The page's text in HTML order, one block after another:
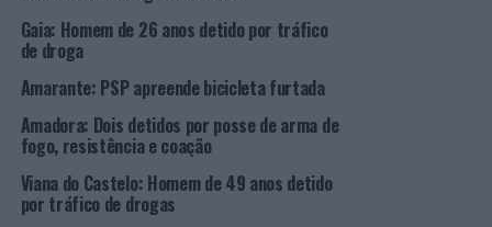
PRÓXIMO
IVA zero termina: Cabaz de produtos essenciais
encarece 7 euros
NÃO PERCA
Vila do Conde: Homem de 39 anos detido por posse de
Gaia: Homem de 26 anos detido por tráfico
de droga
Amarante: PSP apreende bicicleta furtada
Amadora: Dois detidos por posse de arma de
fogo, resistência e coação
Viana do Castelo: Homem de 49 anos detido
por tráfico de drogas